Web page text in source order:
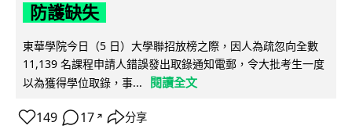
防護缺失
東華學院今日（5 日）大學聯招放榜之際，因人為疏忽向全數
11,139 名課程申請人錯誤發出取錄通知電郵，令大批考生一度
以為獲得學位取錄，事...
閱讀全文
149 17 ↗ 分享